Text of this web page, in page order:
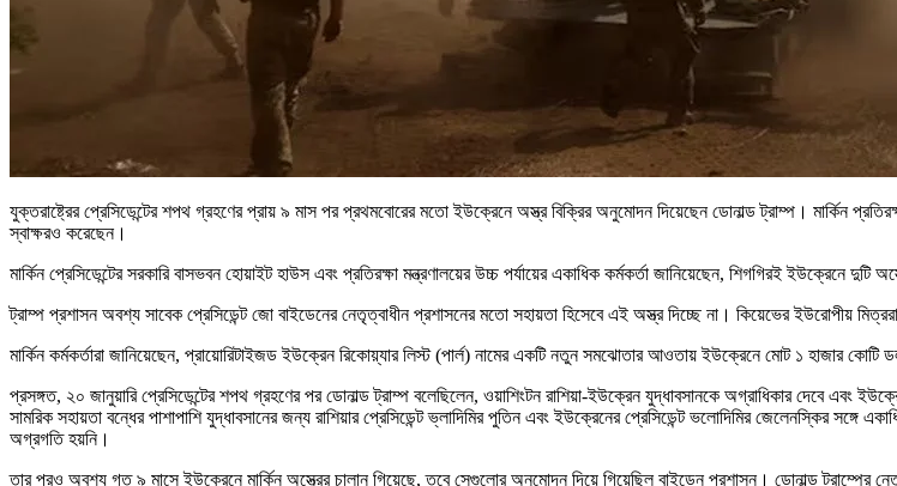
যুক্তরাষ্ট্রের প্রেসিডেন্টের শপথ গ্রহণের প্রায় ৯ মাস পর প্রথমবোরের মতো ইউক্রেনে অস্ত্র বিক্রির অনুমোদন দিয়েছেন ডোনাল্ড ট্রাম্প। মার্কিন
স্বাক্ষরও করেছেন।
মার্কিন প্রেসিডেন্টের সরকারি বাসভবন হোয়াইট হাউস এবং প্রতিরক্ষা মন্ত্রণালয়ের উচ্চ পর্যায়ের একাধিক কর্মকর্তা জানিয়েছেন, শিগগিরই ইউক্রেনে
ট্রাম্প প্রশাসন অবশ্য সাবেক প্রেসিডেন্ট জো বাইডেনের নেতৃত্বাধীন প্রশাসনের মতো সহায়তা হিসেবে এই অস্ত্র দিচ্ছে না। কিয়েভের ইউরোপীয়
মার্কিন কর্মকর্তারা জানিয়েছেন, প্রায়োরিটাইজড ইউক্রেন রিকোয়্যার লিস্ট (পার্ল) নামের একটি নতুন সমঝোতার আওতায় ইউক্রেনে মোট ১ হাজার
প্রসঙ্গত, ২০ জানুয়ারি প্রেসিডেন্টের শপথ গ্রহণের পর ডোনাল্ড ট্রাম্প বলেছিলেন, ওয়াশিংটন রাশিয়া-ইউক্রেন যুদ্ধাবসানকে অগ্রাধিকার দেবে এবং
সামরিক সহায়তা বন্ধের পাশাপাশি যুদ্ধাবসানের জন্য রাশিয়ার প্রেসিডেন্ট ভ্লাদিমির পুতিন এবং ইউক্রেনের প্রেসিডেন্ট ভলোদিমির জেলেনস্কির
অগ্রগতি হয়নি।
তার পরও অবশ্য গত ৯ মাসে ইউক্রেনে মার্কিন অস্ত্রের চালান গিয়েছে, তবে সেগুলোর অনুমোদন দিয়ে গিয়েছিল বাইডেন প্রশাসন। ডোনাল্ড ট্রাম্পের